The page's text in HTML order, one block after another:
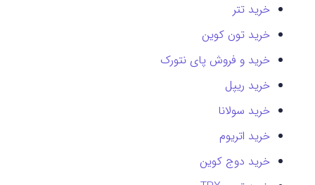
خرید تتر
خرید تون کوین
خرید و فروش پای نتورک
خرید ریپل
خرید سولانا
خرید اتریوم
خرید دوج کوین